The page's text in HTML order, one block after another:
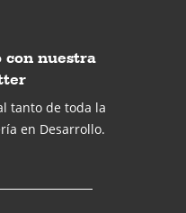
con nuestra
tanto de toda la
en Desarrollo.